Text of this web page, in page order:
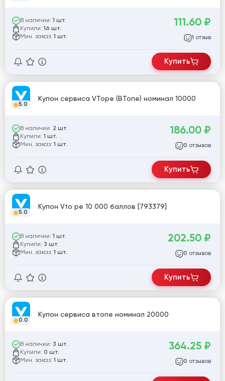
В наличии: 1 шт.
Купили: 16 шт.
Мин. заказ: 1 шт.
111.60 ₽
1 отзыв
Купить
5.0
Купон сервиса VTope (ВТопе) номинал 10000
В наличии: 2 шт.
Купили: 1 шт.
Мин. заказ: 1 шт.
186.00 ₽
0 отзывов
Купить
5.0
Купон Vto pe 10 000 баллов [793379]
В наличии: 1 шт.
Купили: 3 шт.
Мин. заказ: 1 шт.
202.50 ₽
0 отзывов
Купить
0.0
Купон сервиса втопе номинал 20000
В наличии: 3 шт.
Купили: 0 шт.
Мин. заказ: 1 шт.
364.25 ₽
0 отзывов